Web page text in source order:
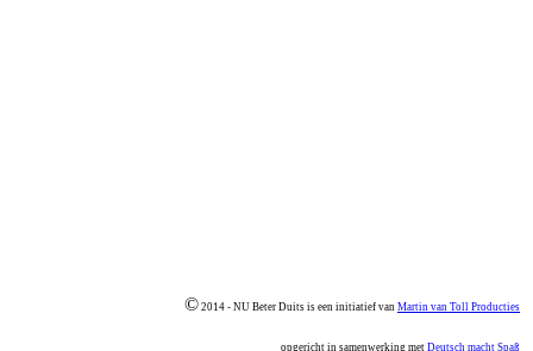
© 2014 - NU Beter Duits is een initiatief van Martin van Toll Producties
opgericht in samenwerking met Deutsch macht Spaß